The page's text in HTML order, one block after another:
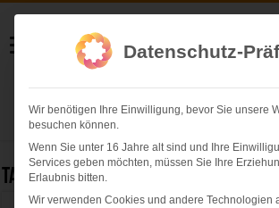
Helmut
Herzlich willkommen
Tag Archives:
Datenschutz-
Wir benötigen Ihre Einwilligung, bevor Sie unsere
besuchen können.
Wenn Sie unter 16 Jahre alt sind und Ihre
Services geben möchten, müssen Sie Ihre
Erlaubnis bitten.
Wir verwenden Cookies und andere Technologien